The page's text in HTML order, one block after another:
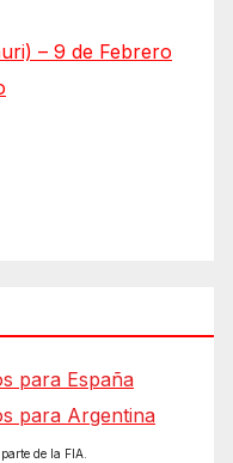
– 9 de Febrero
para España
para Argentina
de la FIA.